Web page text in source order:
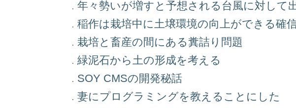
年々勢いが増すと予想される台風に対して
稲作は栽培中に土壌環境の向上ができる確
栽培と畜産の間にある糞詰り問題
緑泥石から土の形成を考える
SOY CMSの開発秘話
妻にプログラミングを教えることにした